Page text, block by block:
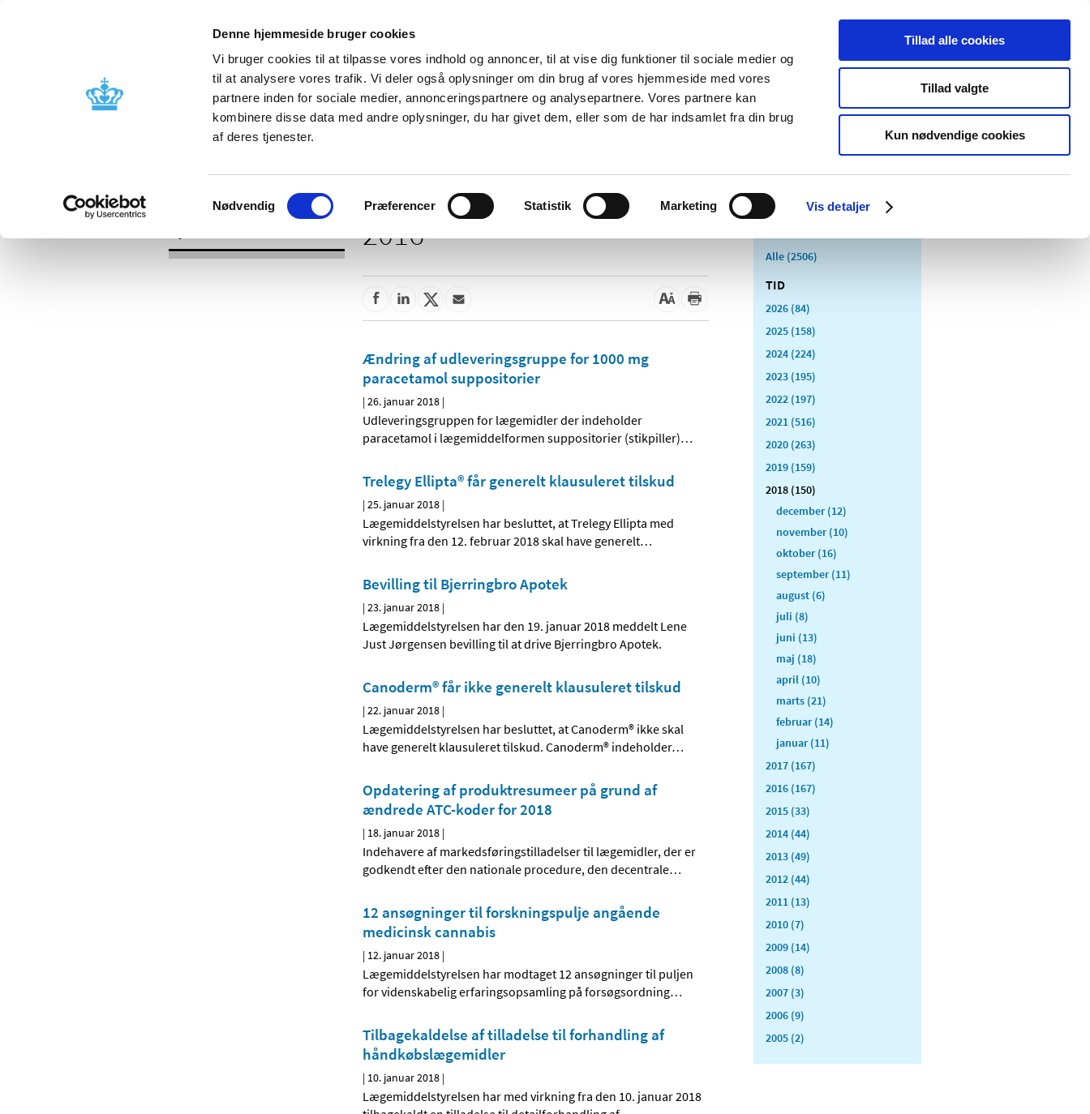
Denne hjemmeside bruger cookies
Vi bruger cookies til at tilpasse vores indhold og annoncer, til at vise dig funktioner til sociale medier og
til at analysere vores trafik. Vi deler også oplysninger om din brug af vores hjemmeside med vores
partnere inden for sociale medier, annonceringspartnere og analysepartnere. Vores partnere kan
kombinere disse data med andre oplysninger, du har givet dem, eller som de har indsamlet fra din brug
af deres tjenester.
Samtykkevalg
Nødvendig Præferencer Statistik Marketing Vis detaljer
Tillad alle cookies
Tillad valgte
Kun nødvendige cookies
Nyheder Om os Kontakt Udgivelser
Godkendelse og
Bivirkninger og
produktinformation
Tilskud og
Apoteker og salg af
Medicinsk
Særlige
produktområder
2016
Ændring af udleveringsgruppe for 1000 mg
paracetamol suppositorier
|26. januar 2018 |
Udleveringsgruppen for lægemidler der indeholder
paracetamol i lægemiddelformen suppositorier (stikpiller)…
Trelegy Ellipta® får generelt klausuleret tilskud
|25. januar 2018 |
Lægemiddelstyrelsen har besluttet, at Trelegy Ellipta med
virkning fra den 12. februar 2018 skal have generelt…
Bevilling til Bjerringbro Apotek
|23. januar 2018 |
Lægemiddelstyrelsen har den 19. januar 2018 meddelt Lene
Just Jørgensen bevilling til at drive Bjerringbro Apotek.
Canoderm® får ikke generelt klausuleret tilskud
|22. januar 2018 |
Lægemiddelstyrelsen har besluttet, at Canoderm® ikke skal
have generelt klausuleret tilskud. Canoderm® indeholder…
Opdatering af produktresumeer på grund af
ændrede ATC-koder for 2018
| 18. januar 2018 |
Indehavere af markedsføringstilladelser til lægemidler, der er
godkendt efter den nationale procedure, den decentrale…
12 ansøgninger til forskningspulje angående
medicinsk cannabis
| 12. januar 2018 |
Lægemiddelstyrelsen har modtaget 12 ansøgninger til puljen
for videnskabelig erfaringsopsamling på forsøgsordning…
Tilbagekaldelse af tilladelse til forhandling af
håndkøbslægemidler
| 10. januar 2018 |
Lægemiddelstyrelsen har med virkning fra den 10. januar 2018
Alle (2506)
TID
2026 (84)
2025 (158)
2024 (224)
2023 (195)
2022 (197)
2021 (516)
2020 (263)
2019 (159)
2018 (150)
december (12)
november (10)
oktober (16)
september (11)
august (6)
juli (8)
juni (13)
maj (18)
april (10)
marts (21)
februar (14)
januar (11)
2017 (167)
2016 (167)
2015 (33)
2014 (44)
2013 (49)
2012 (44)
2011 (13)
2010 (7)
2009 (14)
2008 (8)
2007 (3)
2006 (9)
2005 (2)